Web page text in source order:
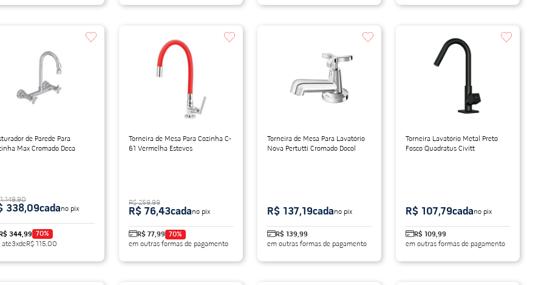
de Parede Para
Max Cromado Deca
R$ 344,99 70%
até3xdeR$ 115,00
338,09cadano pix
Torneira de Mesa Para Cozinha C-
61 Vermelha Esteves
R$ 77,99 70%
em outras formas de pagamento
R$ 259,99
R$ 76,43cadano pix
Torneira de Mesa Para Lavatório
Nova Pertutti Cromado Docol
R$ 139,99
em outras formas de pagamento
R$ 137,19cadano pix
Torneira Lavatório Metal Preto
Fosco Quadratus Civitt
R$ 109,99
em outras formas de pagamento
R$ 107,79cadano pix